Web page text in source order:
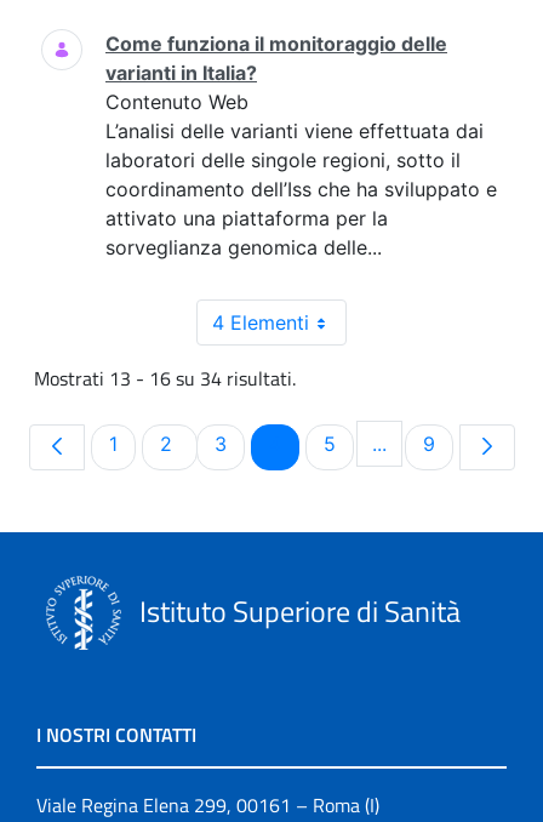
Come funziona il monitoraggio delle
varianti in Italia?
Contenuto Web
L’analisi delle varianti viene effettuata dai
laboratori delle singole regioni, sotto il
coordinamento dell’Iss che ha sviluppato e
attivato una piattaforma per la
sorveglianza genomica delle...
4 Elementi
Mostrati 13 - 16 su 34 risultati.
Pagina
1 Pagina
2 Pagina
3 PaginaPagina
5 ...PaginePagina
9
Istituto Superiore di Sanità
I NOSTRI CONTATTI
Viale Regina Elena 299, 00161 – Roma (I)